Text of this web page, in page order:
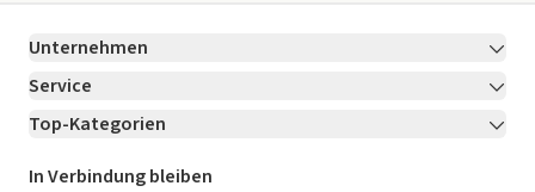
Unternehmen
Über LeasingMarkt.de
Karriere Jetzt bewerben!
Für Händler
Service
Kontakt
Ratgeber
Top-Kategorien
Leasing Deals
In Verbindung bleiben